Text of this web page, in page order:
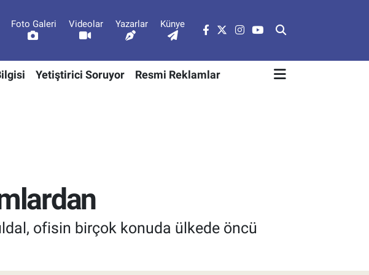
Foto Galeri Videolar Yazarlar Künye
Yetiştirici Soruyor Resmi Reklamlar
ofisin birçok konuda ülkede öncü